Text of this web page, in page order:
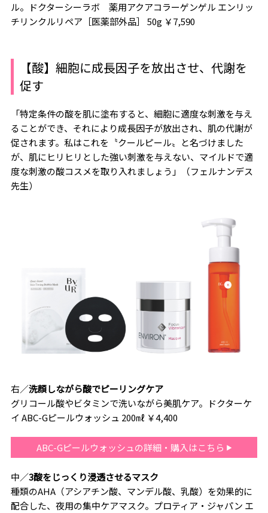
ル。ドクターシーラボ 薬用アクアコラーゲンゲル エンリッ
チリンクルリペア［医薬部外品］ 50g ￥7,590
【酸】細胞に成長因子を放出させ、代謝を
促す
「特定条件の酸を肌に塗布すると、細胞に適度な刺激を与え
ることができ、それにより成長因子が放出され、肌の代謝が
促されます。私はこれを〝クールピール〟と名づけました
が、肌にヒリヒリとした強い刺激を与えない、マイルドで適
度な刺激の酸コスメを取り入れましょう」（フェルナンデス
先生）
右／洗顔しながら酸でピーリングケア
グリコール酸やビタミンで洗いながら美肌ケア。ドクターケ
イ ABC-Gピールウォッシュ 200㎖ ￥4,400
ABC-Gピールウォッシュの詳細・購入はこちら
中／3酸をじっくり浸透させるマスク
種類のAHA（アシアチン酸、マンデル酸、乳酸）を効果的に
配合した、夜用の集中ケアマスク。プロティア・ジャパン エ